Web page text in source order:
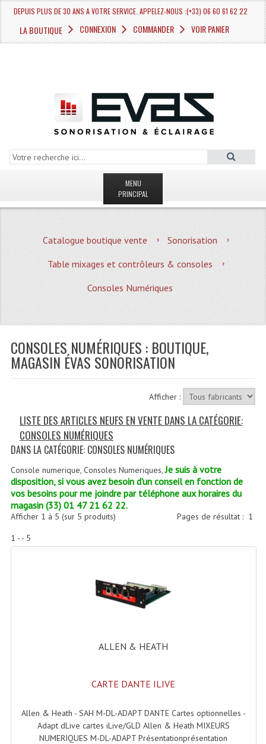
DEPUIS PLUS DE 30 ANS A VOTRE SERVICE. APPELEZ-NOUS :(+33) 06 60 61 62 22
LA BOUTIQUE CONNEXION COMMANDER VOIR PANIER
MENU
PRINCIPAL
MAGASIN
Quoi De Neuf?
Promotions
Location De Matériel
Le Matériel D´occasion
Recevoir Nos Promotions
Faire Votre Devis
Sonorisation
Accessoires Pieds Cellules Diamants
Cellule (s)
Diamants
Amplificateurs
Amplificateurs Multi-Canaux
Casques Stéréo
Catalogue boutique vente
Sonorisation
Table mixages et contrôleurs & consoles
Consoles Numériques
CONSOLES NUMÉRIQUES : BOUTIQUE,
MAGASIN ÉVAS SONORISATION
Afficher :
LISTE DES ARTICLES NEUFS EN VENTE DANS LA CATÉGORIE:
CONSOLES NUMÉRIQUES
DANS LA CATÉGORIE: CONSOLES NUMÉRIQUES
Console numerique, Consoles Numeriques,Je suis à votre
disposition, si vous avez besoin d'un conseil en fonction de
vos besoins pour me joindre par téléphone aux horaires du
magasin (33) 01 47 21 62 22.
Pages de résultat : 1
Afficher 1 à 5 (sur 5 produits)
1 - - 5
ALLEN & HEATH
CARTE DANTE ILIVE
Allen & Heath - SAH M-DL-ADAPT DANTE Cartes optionnelles -
Adapt dLive cartes iLive/GLD Allen & Heath MIXEURS
NUMERIQUES M-DL-ADAPT Présentationprésentation